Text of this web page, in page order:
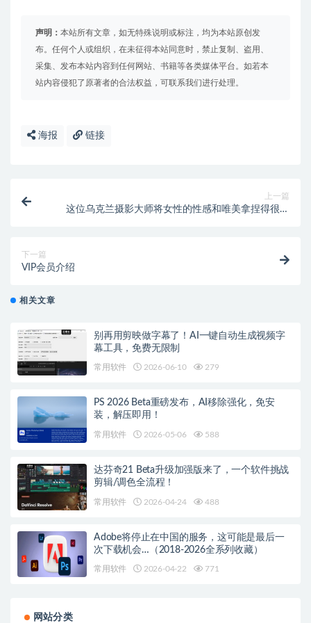
声明： 本站所有文章，如无特殊说明或标注，均为本站原创发
布。任何个人或组织，在未征得本站同意时，禁止复制、盗用、
采集、发布本站内容到任何网站、书籍等各类媒体平台。如若本
站内容侵犯了原著者的合法权益，可联系我们进行处理。
海报 链接
上一篇
这位乌克兰摄影大师将女性的性感和唯美拿捏得很到
下一篇
VIP会员介绍
相关文章
别再用剪映做字幕了！AI一键自动生成视频字
幕工具，免费无限制
常用软件 2026-06-10 279
PS 2026 Beta重磅发布，AI移除强化，免安
装，解压即用！
常用软件 2026-05-06 588
达芬奇21 Beta升级加强版来了，一个软件挑战
剪辑/调色全流程！
常用软件 2026-04-24 488
Adobe将停止在中国的服务，这可能是最后一
次下载机会…（2018-2026全系列收藏）
常用软件 2026-04-22 771
网站分类